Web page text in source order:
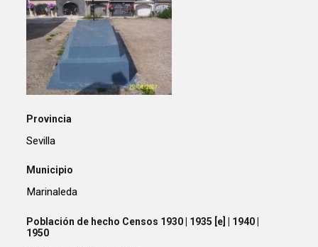
Provincia
Sevilla
Municipio
Marinaleda
Población de hecho Censos 1930 | 1935 [e] | 1940 |
1950